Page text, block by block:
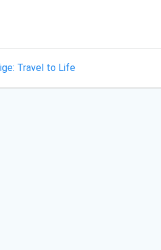
Vorheriger
Travel to Life